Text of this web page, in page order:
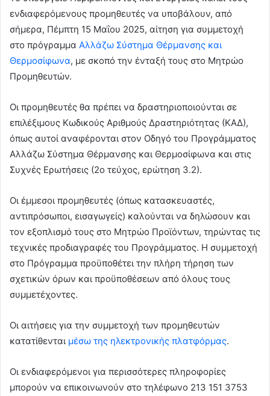
ενδιαφερόμενους προμηθευτές να υποβάλουν, από
σήμερα, Πέμπτη 15 Μαΐου 2025, αίτηση για συμμετοχή
στο πρόγραμμα Αλλάζω Σύστημα Θέρμανσης και
Θερμοσίφωνα, με σκοπό την ένταξή τους στο Μητρώο
Προμηθευτών.
Οι προμηθευτές θα πρέπει να δραστηριοποιούνται σε
επιλέξιμους Κωδικούς Αριθμούς Δραστηριότητας (ΚΑΔ),
όπως αυτοί αναφέρονται στον Οδηγό του Προγράμματος
Αλλάζω Σύστημα Θέρμανσης και Θερμοσίφωνα και στις
Συχνές Ερωτήσεις (2ο τεύχος, ερώτηση 3.2).
Οι έμμεσοι προμηθευτές (όπως κατασκευαστές,
αντιπρόσωποι, εισαγωγείς) καλούνται να δηλώσουν και
τον εξοπλισμό τους στο Μητρώο Προϊόντων, τηρώντας τις
τεχνικές προδιαγραφές του Προγράμματος. Η συμμετοχή
στο Πρόγραμμα προϋποθέτει την πλήρη τήρηση των
σχετικών όρων και προϋποθέσεων από όλους τους
συμμετέχοντες.
Οι αιτήσεις για την συμμετοχή των προμηθευτών
κατατίθενται μέσω της ηλεκτρονικής πλατφόρμας.
Οι ενδιαφερόμενοι για περισσότερες πληροφορίες
μπορούν να επικοινωνούν στο τηλέφωνο 213 151 3753